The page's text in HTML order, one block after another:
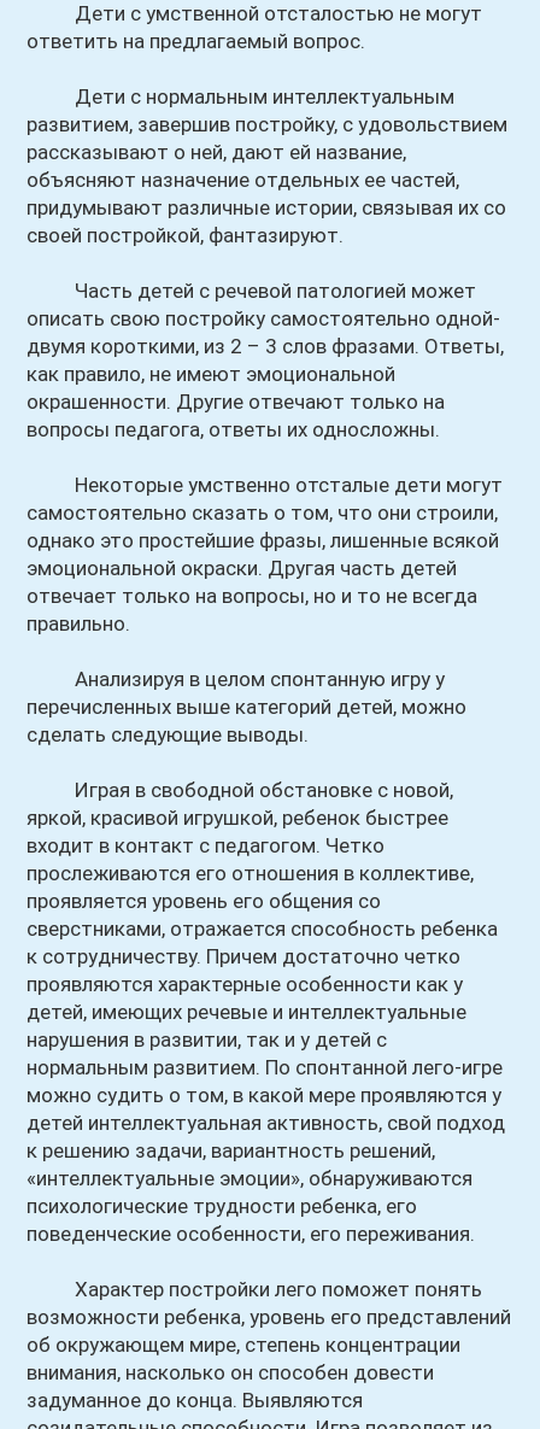
Дети с умственной отсталостью не могут
ответить на предлагаемый вопрос.
Дети с нормальным интеллектуальным
развитием, завершив постройку, с удовольствием
рассказывают о ней, дают ей название,
объясняют назначение отдельных ее частей,
придумывают различные истории, связывая их со
своей постройкой, фантазируют.
Часть детей с речевой патологией может
описать свою постройку самостоятельно одной-
двумя короткими, из 2 – 3 слов фразами. Ответы,
как правило, не имеют эмоциональной
окрашенности. Другие отвечают только на
вопросы педагога, ответы их односложны.
Некоторые умственно отсталые дети могут
самостоятельно сказать о том, что они строили,
однако это простейшие фразы, лишенные всякой
эмоциональной окраски. Другая часть детей
отвечает только на вопросы, но и то не всегда
правильно.
Анализируя в целом спонтанную игру у
перечисленных выше категорий детей, можно
сделать следующие выводы.
Играя в свободной обстановке с новой,
яркой, красивой игрушкой, ребенок быстрее
входит в контакт с педагогом. Четко
прослеживаются его отношения в коллективе,
проявляется уровень его общения со
сверстниками, отражается способность ребенка
к сотрудничеству. Причем достаточно четко
проявляются характерные особенности как у
детей, имеющих речевые и интеллектуальные
нарушения в развитии, так и у детей с
нормальным развитием. По спонтанной лего-игре
можно судить о том, в какой мере проявляются у
детей интеллектуальная активность, свой подход
к решению задачи, вариантность решений,
«интеллектуальные эмоции», обнаруживаются
психологические трудности ребенка, его
поведенческие особенности, его переживания.
Характер постройки лего поможет понять
возможности ребенка, уровень его представлений
об окружающем мире, степень концентрации
внимания, насколько он способен довести
задуманное до конца. Выявляются